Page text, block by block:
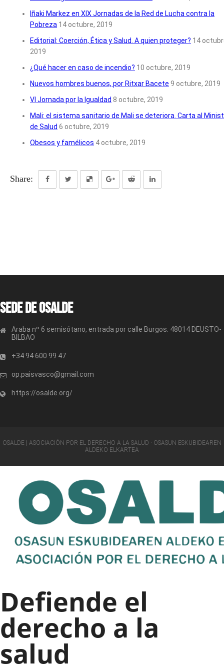
Iñaki Markez en XIX Jornadas de la Red de Lucha contra la
Pobreza 14 octubre, 2019
Editorial: Coerción, Ética y Salud. A quien proteger? 14
2019
¿Qué hacer en caso de incendio? 10 octubre, 2019
Nuevos hombres buenos, por Ritxar Bacete 9 octubre, 2019
VI Jornada por la Igualdad 8 octubre, 2019
Mali: el sistema sanitario de Mali se deteriora. Carta al
de Salud 6 octubre, 2019
Obesos y famélicos 4 octubre, 2019
Share:
Sede de OSALDE
Araba nº 6 semisótano, entrada por calle Burgos. 48014 DEUSTO-
BILBAO
+34 94 600 99 47
op.paisvasco@gmail.com
https://osalde.org/
OSALDE | ASOCIACIÓN POR EL DERECHO A LA SALUD · OSASUN ESKUBIDEAREN
ALDEKO ELKARTEA
Defiende el
derecho a la
salud